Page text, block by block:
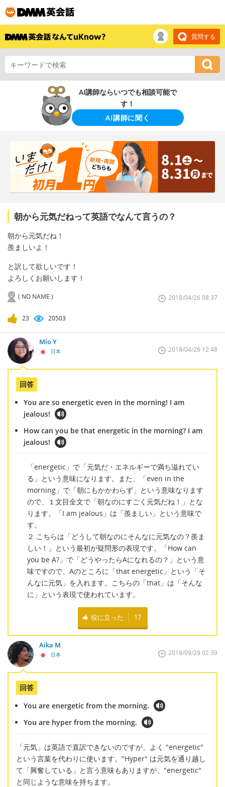
質問する
AI講師ならいつでも相談可能で
す！
AI講師に聞く
朝から元気だねって英語でなんて言うの？
朝から元気だね！
羨ましいよ！
と訳して欲しいです！
よろしくお願いします！
( NO NAME ) 2018/04/26 08:37
23 20503
Mio Y
日本 2018/04/26 12:48
回答
You are so energetic even in the morning! I am
jealous!
How can you be that energetic in the morning? I am
jealous!
「energetic」で「元気だ・エネルギーで満ち溢れてい
る」という意味になります。また、「even in the
morning」で「朝にもかかわらず」という意味なります
ので、１文目全文で「朝なのにすごく元気だね！」とな
ります。「I am jealous」は「羨ましい」という意味で
す。
２.こちらは「どうして朝なのにそんなに元気なの？羨ま
しい！」という最初が疑問形の表現です。「How can
you be A?」で「どうやったらAになれるの？」という意
味ですので、Aのところに「that energetic」という「そ
んなに元気」を入れます。こちらの「that」は「そんな
に」という表現で使われています。
役に立った 17
Aika M
日本 2019/09/29 02:39
回答
You are energetic from the morning.
You are hyper from the morning.
「元気」は英語で直訳できないのですが、よく "energetic"
という言葉を代わりに使います。"Hyper" は元気を通り越し
て「興奮している」と言う意味もありますが、"energetic"
と同じような意味を持ちます。